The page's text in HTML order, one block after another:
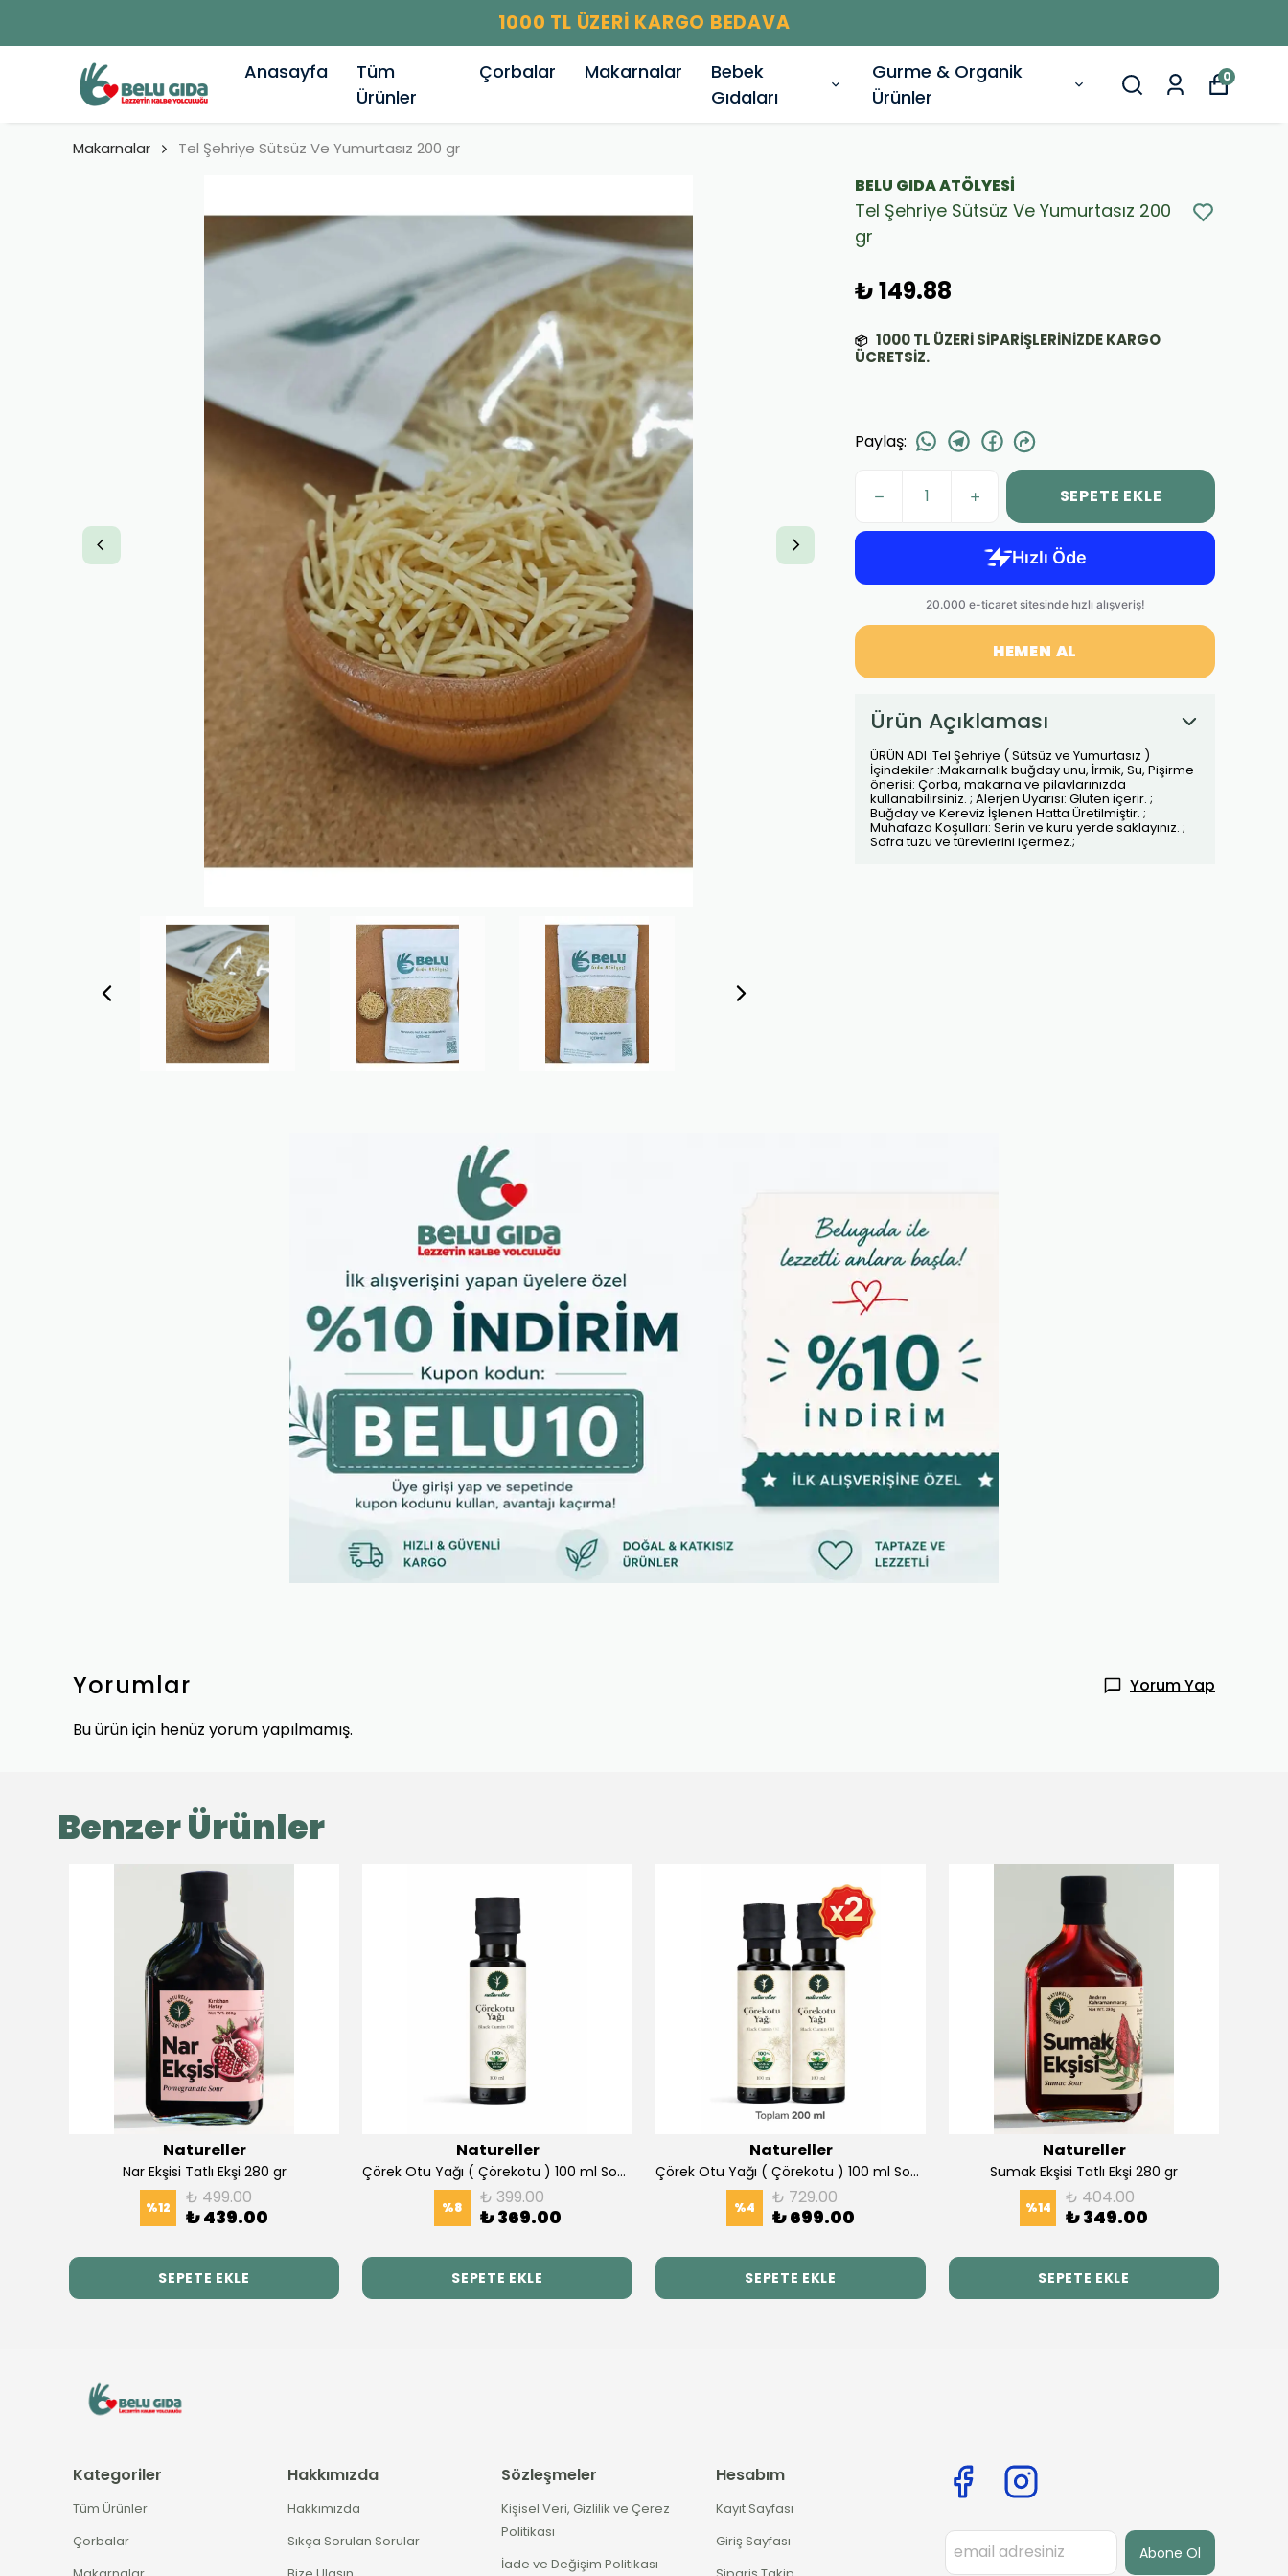
İLK ALIŞVERİŞİNİZE ÖZEL %10 KUPON
Anasayfa
Tüm
Ürünler
Çorbalar Makarnalar
Bebek
Gıdaları
Gurme & Organik
Ürünler
0
Makarnalar Tel Şehriye Sütsüz Ve Yumurtasız 200 gr
BELU GIDA ATÖLYESİ
Tel Şehriye Sütsüz Ve Yumurtasız 200
gr
₺ 149.88
📦 1000TL ÜZERİ SİPARİŞLERİNİZDE KARGO
ÜCRETSİZ.
Paylaş:
SEPETE EKLE
HEMEN AL
Ürün Açıklaması
ÜRÜN ADI :Tel Şehriye ( Sütsüz ve Yumurtasız )
İçindekiler :Makarnalık buğday unu, İrmik, Su, Pişirme
önerisi: Çorba, makarna ve pilavlarınızda
kullanabilirsiniz. ; Alerjen Uyarısı: Gluten içerir. ;
Buğday ve Kereviz İşlenen Hatta Üretilmiştir. ;
Muhafaza Koşulları: Serin ve kuru yerde saklayınız. ;
Sofra tuzu ve türevlerini içermez.;
Yorumlar
Yorum Yap
Bu ürün için henüz yorum yapılmamış.
Benzer Ürünler
Natureller
Nar Ekşisi Tatlı Ekşi 280 gr
%12 ₺ 499.00
₺ 439.00
SEPETE EKLE
Natureller
Çörek Otu Yağı ( Çörekotu ) 100 ml Soğuk Press
%8 ₺ 399.00
₺ 369.00
SEPETE EKLE
Natureller
Çörek Otu Yağı ( Çörekotu ) 100 ml Soğuk Press 2'li Set
%4 ₺ 729.00
₺ 699.00
SEPETE EKLE
Natureller
Sumak Ekşisi Tatlı Ekşi 280 gr
%14 ₺ 404.00
₺ 349.00
SEPETE EKLE
Kategoriler
Tüm Ürünler
Çorbalar
Hakkımızda
Hakkımızda
Sıkça Sorulan Sorular
Sözleşmeler
Kişisel Veri, Gizlilik ve Çerez
Politikası
İade ve Değişim Politikası
Hesabım
Kayıt Sayfası
Giriş Sayfası
Abone Ol